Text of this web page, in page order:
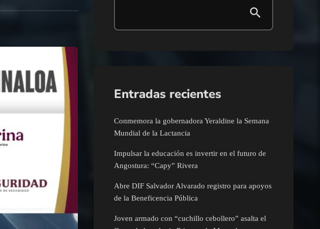
Entradas recientes
Conmemora la gobernadora Yeraldine la Semana
Mundial de la Lactancia
Impulsar la educación es invertir en el futuro de
Angostura: “Capy” Rivera
Abre DIF Salvador Alvarado registro para apoyos
de la Beneficencia Pública
Joven armado con “cuchillo cebollero” asalta el